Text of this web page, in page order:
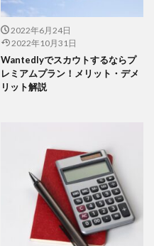
2022年6月24日
2022年10月31日
Wantedlyでスカウトするならプ
レミアムプラン！メリット・デメ
リット解説